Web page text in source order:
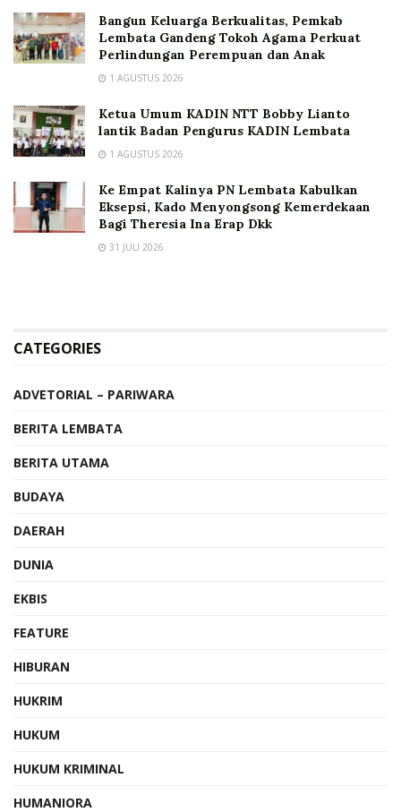
Bangun Keluarga Berkualitas, Pemkab
Lembata Gandeng Tokoh Agama Perkuat
Perlindungan Perempuan dan Anak
1 AGUSTUS 2026
Ketua Umum KADIN NTT Bobby Lianto
lantik Badan Pengurus KADIN Lembata
1 AGUSTUS 2026
Ke Empat Kalinya PN Lembata Kabulkan
Eksepsi, Kado Menyongsong Kemerdekaan
Bagi Theresia Ina Erap Dkk
31 JULI 2026
CATEGORIES
ADVETORIAL – PARIWARA
BERITA LEMBATA
BERITA UTAMA
BUDAYA
DAERAH
DUNIA
EKBIS
FEATURE
HIBURAN
HUKRIM
HUKUM
HUKUM KRIMINAL
HUMANIORA